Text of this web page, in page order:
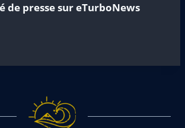
de presse sur eTurboNews